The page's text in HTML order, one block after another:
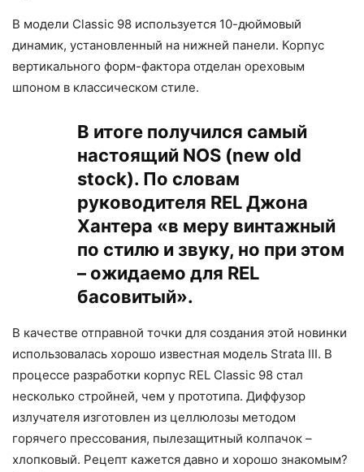
В модели Classic 98 используется 10-дюймовый
динамик, установленный на нижней панели. Корпус
вертикального форм-фактора отделан ореховым
шпоном в классическом стиле.
В итоге получился самый
настоящий NOS (new old
stock). По словам
руководителя REL Джона
Хантера «в меру винтажный
по стилю и звуку, но при этом
– ожидаемо для REL
басовитый».
В качестве отправной точки для создания этой новинки
использовалась хорошо известная модель Strata III. В
процессе разработки корпус REL Classic 98 стал
несколько стройней, чем у прототипа. Диффузор
излучателя изготовлен из целлюлозы методом
горячего прессования, пылезащитный колпачок –
хлопковый. Рецепт кажется давно и хорошо знакомым?